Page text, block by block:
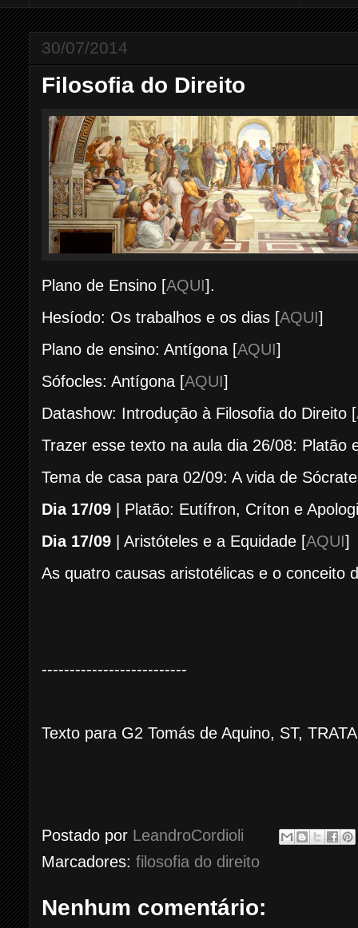
30/07/2014
Filosofia do Direito
Plano de Ensino [AQUI].
Hesíodo: Os trabalhos e os dias [AQUI]
Plano de ensino: Antígona [AQUI]
Sófocles: Antígona [AQUI]
Datashow: Introdução à Filosofia do Direito [
Trazer esse texto na aula dia 26/08: Platão
Tema de casa para 02/09: A vida de
Dia 17/09 | Platão: Eutífron, Críton e
Dia 17/09 | Aristóteles e a Equidade [AQUI]
As quatro causas aristotélicas e o conceito
--------------------------
Texto para G2 Tomás de Aquino, ST,
Postado por LeandroCordioli
Marcadores: filosofia do direito
Nenhum comentário: